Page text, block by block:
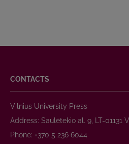
CONTACTS
Vilnius University Press
Address: Saulėtekio al. 9, LT-01131
Phone: +370 5 236 6044